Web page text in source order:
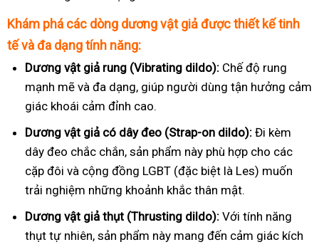
Khám phá các dòng dương vật giả được thiết kế tinh
tế và đa dạng tính năng:
Dương vật giả rung (Vibrating dildo): Chế độ rung
mạnh mẽ và đa dạng, giúp người dùng tận hưởng cảm
giác khoái cảm đỉnh cao.
Dương vật giả có dây đeo (Strap-on dildo): Đi kèm
dây đeo chắc chắn, sản phẩm này phù hợp cho các
cặp đôi và cộng đồng LGBT (đặc biệt là Les) muốn
trải nghiệm những khoảnh khắc thân mật.
Dương vật giả thụt (Thrusting dildo): Với tính năng
thụt tự nhiên, sản phẩm này mang đến cảm giác kích